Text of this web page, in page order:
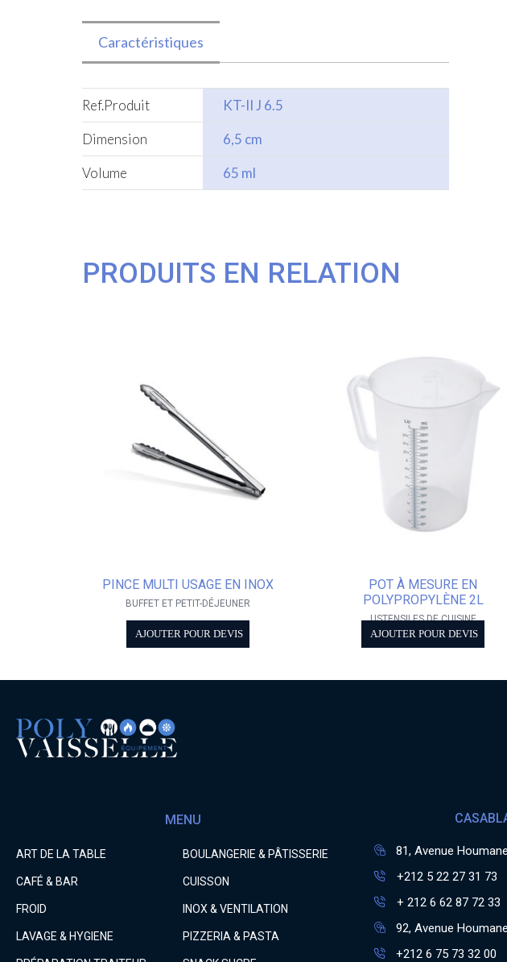
Caractéristiques
Ref.Produit
KT-II J 6.5
Dimension
6,5 cm
Volume
65 ml
PRODUITS EN RELATION
PINCE MULTI USAGE EN INOX
BUFFET ET PETIT-DÉJEUNER
AJOUTER POUR DEVIS
POT À MESURE EN
POLYPROPYLÈNE 2L
USTENSILES DE CUISINE
AJOUTER POUR DEVIS
MENU
ART DE LA TABLE BOULANGERIE & PÂTISSERIE
CAFÉ & BAR CUISSON
FROID INOX & VENTILATION
LAVAGE & HYGIENE PIZZERIA & PASTA
81, Avenue
+212 5 22 27 31 73
+ 212 6 62 87 72 33
92, Avenue
+212 6 75 73 32 00